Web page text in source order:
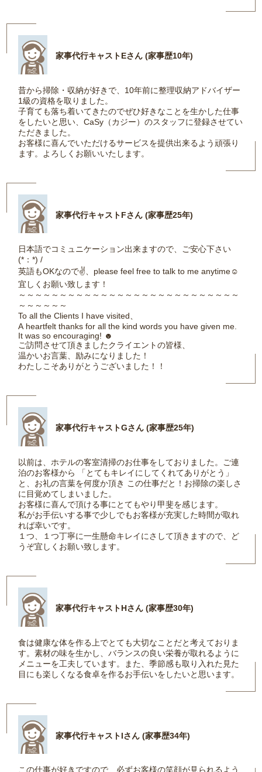
家事代行キャストEさん (家事歴10年)
昔から掃除・収納が好きで、10年前に整理収納アドバイザー
1級の資格を取りました。
子育ても落ち着いてきたのでぜひ好きなことを生かした仕事
をしたいと思い、CaSy（カジー）のスタッフに登録させてい
ただきました。
お客様に喜んでいただけるサービスを提供出来るよう頑張り
ます。よろしくお願いいたします。
家事代行キャストFさん (家事歴25年)
日本語でコミュニケーション出来ますので、ご安心下さい
(*：*) /
英語もOKなので✌、please feel free to talk to me anytime☺
宜しくお願い致します！
～～～～～～～～～～～～～～～～～～～～～～～～～～～
～～～～～～
To all the Clients I have visited、
A heartfelt thanks for all the kind words you have given me.
It was so encouraging! ☻
ご訪問させて頂きましたクライエントの皆様、
温かいお言葉、励みになりました！
わたしこそありがとうございました！！
家事代行キャストGさん (家事歴25年)
以前は、ホテルの客室清掃のお仕事をしておりました。ご連
泊のお客様から 「とてもキレイにしてくれてありがとう」
と、お礼の言葉を何度か頂き この仕事だと！お掃除の楽しさ
に目覚めてしまいました。
お客様に喜んで頂ける事にとてもやり甲斐を感じます。
私がお手伝いする事で少しでもお客様が充実した時間が取れ
れば幸いです。
１つ、１つ丁寧に一生懸命キレイにさして頂きますので、ど
うぞ宜しくお願い致します。
家事代行キャストHさん (家事歴30年)
食は健康な体を作る上でとても大切なことだと考えておりま
す。素材の味を生かし、バランスの良い栄養が取れるように
メニューを工夫しています。また、季節感も取り入れた見た
目にも楽しくなる食卓を作るお手伝いをしたいと思います。
家事代行キャストIさん (家事歴34年)
この仕事が好きですので、必ずお客様の笑顔が見られるよう